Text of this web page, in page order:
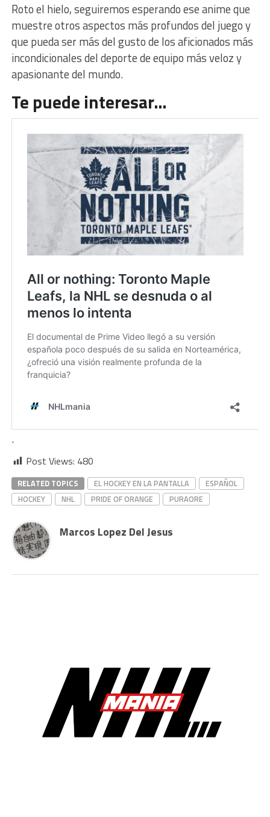
Roto el hielo, seguiremos esperando ese anime que
muestre otros aspectos más profundos del juego y
que pueda ser más del gusto de los aficionados más
incondicionales del deporte de equipo más veloz y
apasionante del mundo.
Te puede interesar…
.
Post Views: 480
RELATED TOPICS EL HOCKEY EN LA PANTALLA
ESPAÑOL
HOCKEY
NHL PRIDE OF ORANGE PURAORE
Marcos Lopez Del Jesus